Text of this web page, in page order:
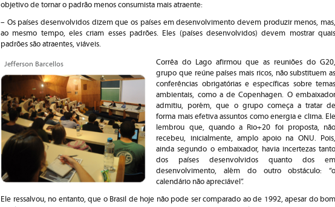
objetivo de tornar o padrão menos consumista mais atraente:
– Os países desenvolvidos dizem que os países em desenvolvimento devem produzir menos, mas,
ao mesmo tempo, eles criam esses padrões. Eles (países desenvolvidos) devem mostrar quais
padrões são atraentes, viáveis.
Jefferson Barcellos
Corrêa do Lago afirmou que as reuniões do G20,
grupo que reúne países mais ricos, não substituem as
conferências obrigatórias e específicas sobre temas
ambientais, como a de Copenhagen. O embaixador
admitiu, porém, que o grupo começa a tratar de
forma mais efetiva assuntos como energia e clima. Ele
lembrou que, quando a Rio+20 foi proposta, não
recebeu, inicialmente, amplo apoio na ONU. Pois,
ainda segundo o embaixador, havia incertezas tanto
dos países desenvolvidos quanto dos em
desenvolvimento, além do outro obstáculo: “o
calendário não apreciável”.
Ele ressalvou, no entanto, que o Brasil de hoje não pode ser comparado ao de 1992, apesar do bom